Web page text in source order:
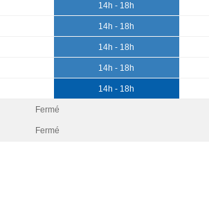
14h - 18h
14h - 18h
14h - 18h
14h - 18h
14h - 18h
Fermé
Fermé